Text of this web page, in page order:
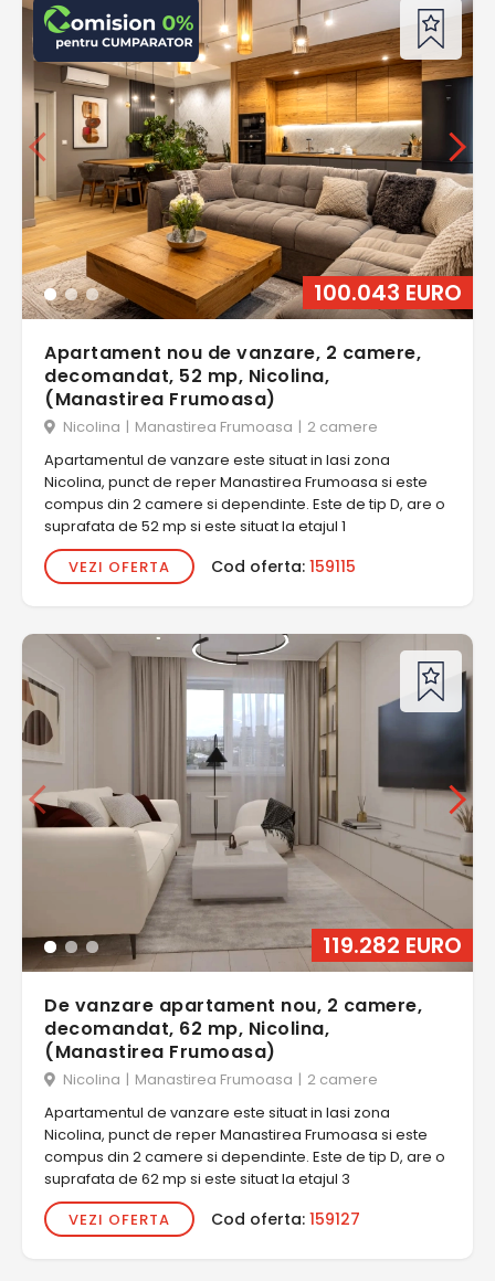
100.043 EURO
Apartament nou de vanzare, 2 camere,
decomandat, 52 mp, Nicolina,
(Manastirea Frumoasa)
Nicolina | Manastirea Frumoasa | 2 camere
Apartamentul de vanzare este situat in Iasi zona
Nicolina, punct de reper Manastirea Frumoasa si este
compus din 2 camere si dependinte. Este de tip D, are o
suprafata de 52 mp si este situat la etajul 1
VEZI OFERTA
Cod oferta: 159115
119.282 EURO
De vanzare apartament nou, 2 camere,
decomandat, 62 mp, Nicolina,
(Manastirea Frumoasa)
Nicolina | Manastirea Frumoasa | 2 camere
Apartamentul de vanzare este situat in Iasi zona
Nicolina, punct de reper Manastirea Frumoasa si este
compus din 2 camere si dependinte. Este de tip D, are o
suprafata de 62 mp si este situat la etajul 3
VEZI OFERTA
Cod oferta: 159127